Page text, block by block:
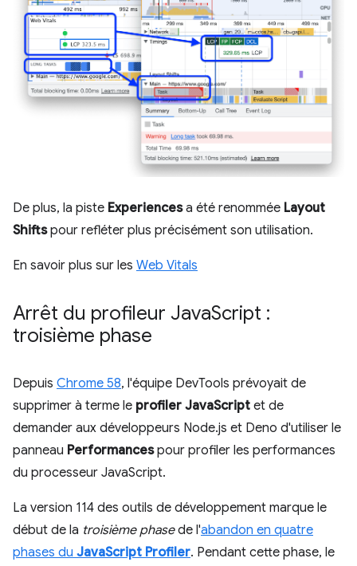
De plus, la piste Experiencesa été renommée Layout
Shiftspour refléter plus précisément son utilisation.
En savoir plus sur les Web Vitals
Arrêt du profileur JavaScript :
troisième phase
Depuis Chrome 58, l'équipe DevTools prévoyait de
supprimer à terme le profiler JavaScript et de
demander aux développeurs Node.js et Deno d'utiliser le
panneau Performancespour profiler les performances
du processeur JavaScript.
La version 114 des outils de développement marque le
début de la troisième phasede l'abandon en quatre
phases du JavaScript Profiler. Pendant cette phase, le